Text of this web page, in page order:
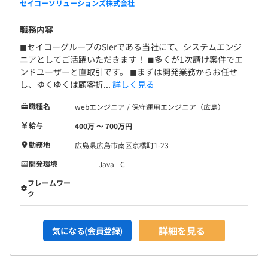
セイコーソリューションズ株式会社
職務内容
◼︎セイコーグループのSIerである当社にて、システムエンジ
ニアとしてご活躍いただきます！ ◼︎多くが1次請け案件でエ
ンドユーザーと直取引です。 ◼︎まずは開発業務からお任せ
し、ゆくゆくは顧客折... 詳しく見る
職種名
webエンジニア / 保守運用エンジニア（広島）
給与
400万 〜 700万円
勤務地
広島県広島市南区京橋町1-23
開発環境
Java
C
フレームワー
ク
気になる(会員登録) 詳細を見る